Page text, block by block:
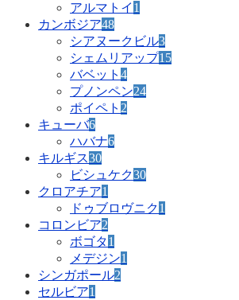
アルマトイ 1
カンボジア48
シアヌークビル3
シェムリアップ15
バベット 4
プノンペン24
ポイペト 2
キューバ6
ハバナ6
キルギス30
ビシュケク30
クロアチア1
ドゥブロヴニク1
コロンビア2
ボゴタ1
メデジン1
シンガポール2
セルビア1